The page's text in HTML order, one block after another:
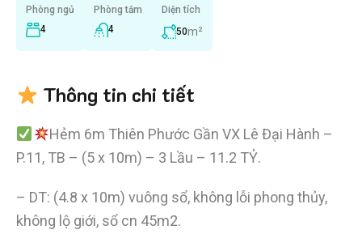
Phòng ngủ
4
Phòng tắm
4
Diện tích
50m²
Thông tin chi tiết
Hẻm 6m Thiên Phước Gần VX Lê Đại Hành –
P.11, TB – (5 x 10m) – 3 Lầu – 11.2 TỶ.
– DT: (4.8 x 10m) vuông sổ, không lỗi phong thủy,
không lộ giới, sổ cn 45m2.